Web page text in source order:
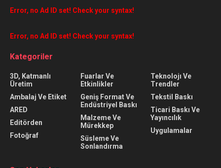
Error, no Ad ID set! Check your syntax!
Error, no Ad ID set! Check your syntax!
Kategoriler
3D, Katmanlı
Üretim
Ambalaj Ve Etiket
ARED
Editörden
Fotoğraf
Fuarlar Ve
Etkinlikler
Geniş Format Ve
Endüstriyel Baskı
Malzeme Ve
Mürekkep
Süsleme Ve
Sonlandırma
Teknolojı Ve
Trendler
Tekstil Baskı
Ticari Baskı Ve
Yayıncılık
Uygulamalar